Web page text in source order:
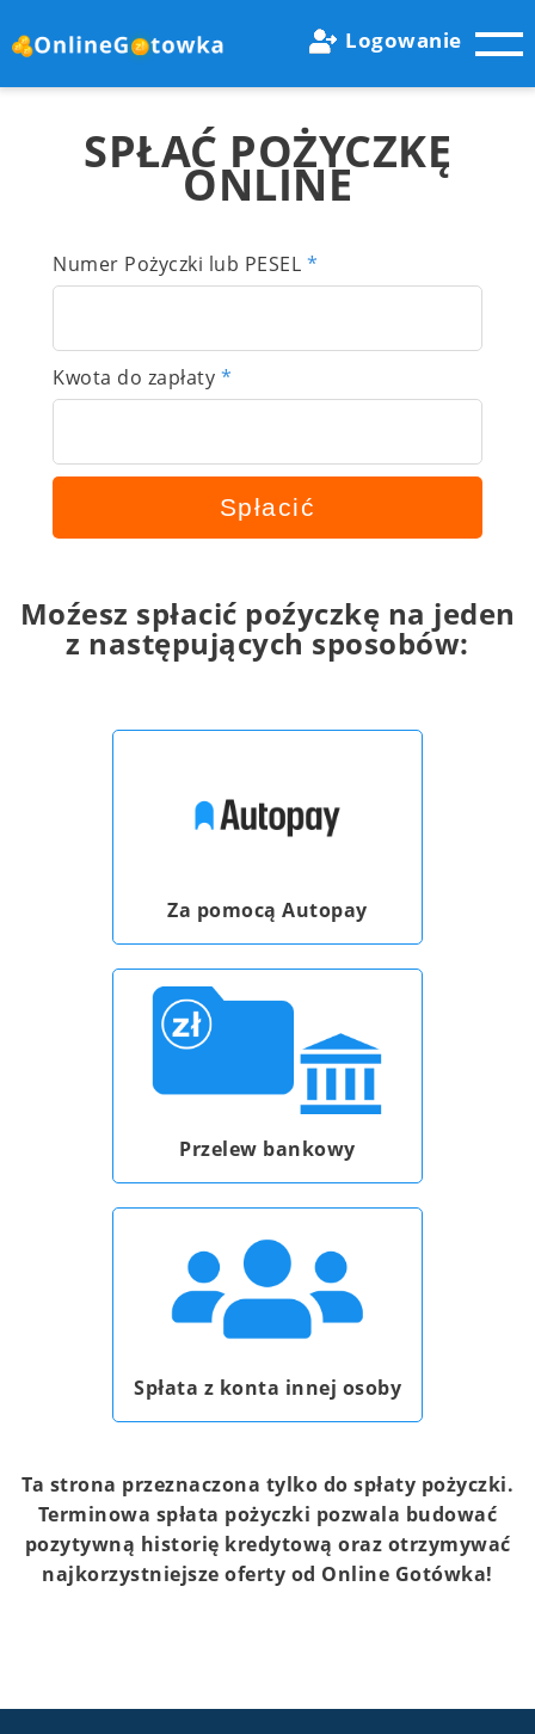
Logowanie
SPŁAĆ POŻYCZKĘ
ONLINE
Numer Pożyczki lub PESEL *
Kwota do zapłaty *
Spłacić
Moźesz spłacić poźyczkę na jeden
z następujących sposobów:
Za pomocą Autopay
Przelew bankowy
Spłata z konta innej osoby
Ta strona przeznaczona tylko do spłaty pożyczki.
Terminowa spłata pożyczki pozwala budować
pozytywną historię kredytową oraz otrzymywać
najkorzystniejsze oferty od Online Gotówka!